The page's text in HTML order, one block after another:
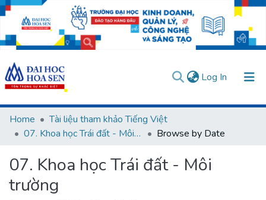
Log In (current)
Communities & Collections
All of DSpace
User guides
Usage rules
Verify account
Home
Tài liệu tham khảo Tiếng Việt
07. Khoa học Trái đất - Môi trường
Browse by Date
07. Khoa học Trái đất - Môi
trường